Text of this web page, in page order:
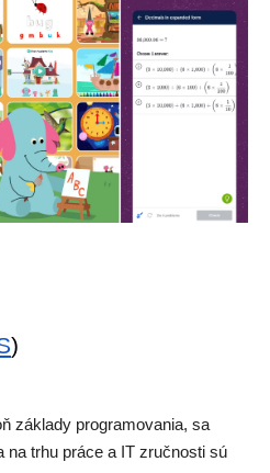
)
základy programovania, sa
na trhu práce a IT zručnosti sú